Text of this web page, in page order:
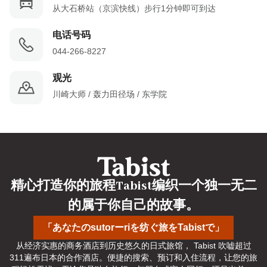
从大石桥站（京滨快线）步行1分钟即可到达
电话号码
044-266-8227
观光
川崎大师 / 轰力田径场 / 东学院
「あなたのsutorーriを纺ぐ旅をTabistで」
精心打造你的旅程Tabist编织一个独一无二
的属于你自己的故事。
从经济实惠的商务酒店到历史悠久的日式旅馆， Tabist 吹嘘超过
311遍布日本的合作酒店。便捷的搜索、预订和入住流程，让您的旅